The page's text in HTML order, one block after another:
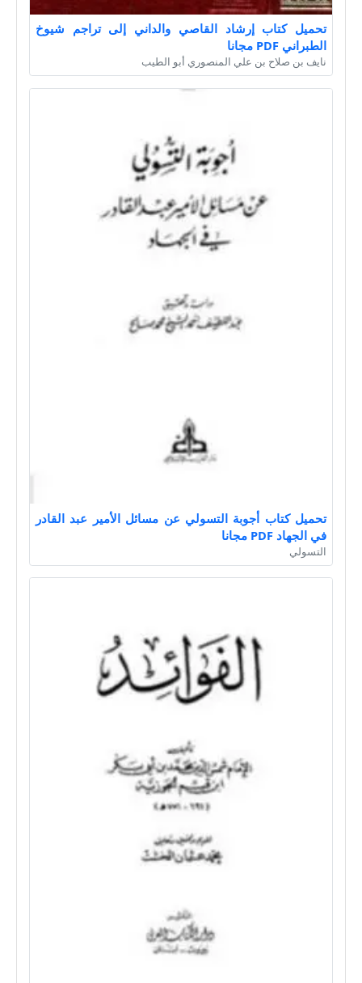
تحميل كتاب إرشاد القاصي والداني إلى تراجم شيوخ
الطبراني PDF مجانا
نايف بن صلاح بن علي المنصوري أبو الطيب
تحميل كتاب أجوبة التسولي عن مسائل الأمير عبد القادر
في الجهاد PDF مجانا
التسولي